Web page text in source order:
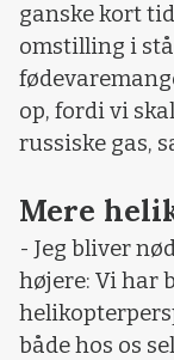
ganske kort
omstilling i
op, fordi vi
russiske gas,
Mere
- Jeg bliver
højere: Vi har
både hos os